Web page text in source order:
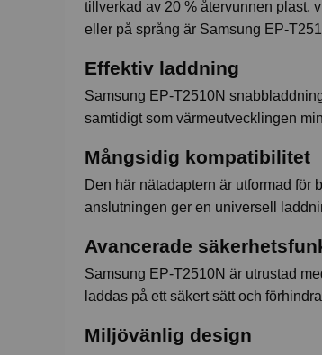
tillverkad av 20 % återvunnen plast,
eller på språng är Samsung EP-
Effektiv laddning
Samsung EP-T2510N
samtidigt som värmeutvecklingen
Mångsidig kompatibilitet
Den här nätadaptern är utformad för
anslutningen ger en universell
Avancerade
Samsung EP-T2510N är utrustad
laddas på ett säkert sätt och
Miljövänlig design